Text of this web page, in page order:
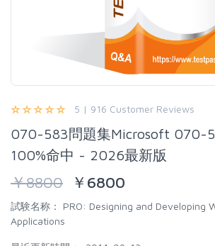
5 | 916 Customer Reviews
070-583問題集Microsoft 070-
100%命中 - 2026最新版
￥8800 ￥ 6800
試験名称：
PRO: Designing and Developing
Applications